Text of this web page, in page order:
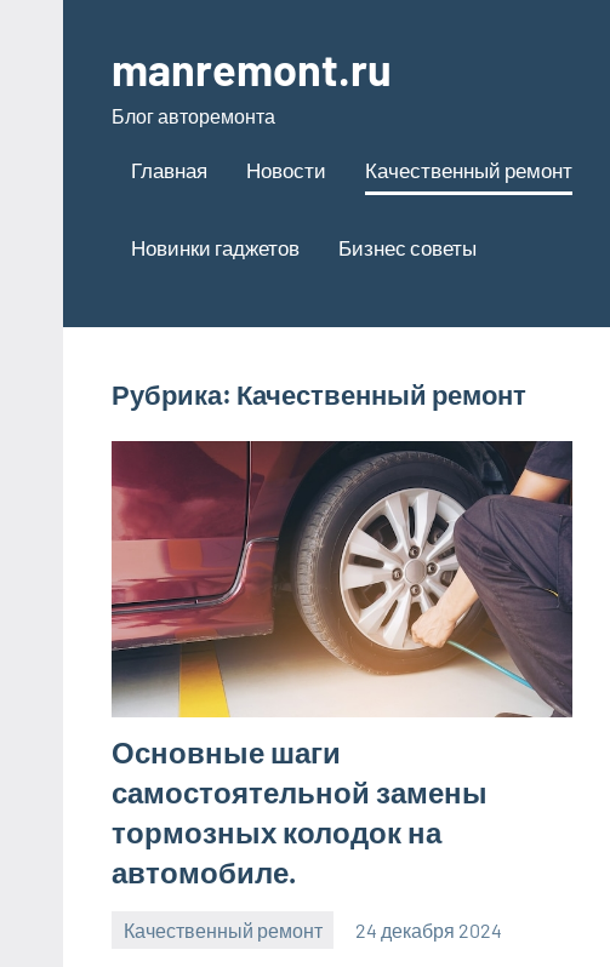
содержимому
manremont.ru
Блог авторемонта
Главная Новости Качественный ремонт
Новинки гаджетов Бизнес советы
Рубрика: Качественный ремонт
Основные шаги
самостоятельной замены
тормозных колодок на
автомобиле.
Качественный ремонт 24 декабря 2024